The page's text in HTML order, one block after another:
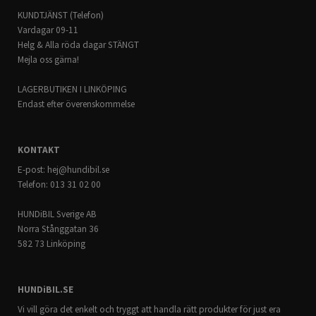
Ford Escape 2019 ->
Ford Kuga 2019 ->
KUNDTJÄNST (Telefon)
Vardagar 09-11
Helg & Alla röda dagar STÄNGT
Mejla oss gärna!
LAGERBUTIKEN I LINKÖPING
Endast efter överenskommelse
KONTAKT
E-post: hej@hundibil.se
Telefon: 013 31 02 00
HUNDiBIL Sverige AB
Norra Stånggatan 36
582 73 Linköping
HUNDiBIL.SE
Vi vill göra det enkelt och tryggt att handla rätt produkter för just era